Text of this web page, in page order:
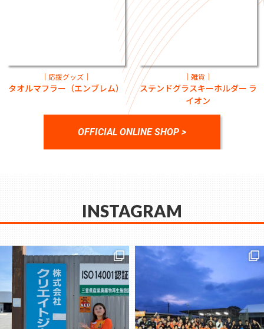
｜応援グッズ｜
タオルマフラー（エンブレム）
｜雑貨｜
ステンドグラスキーホルダー ラ
イオン
OFFICIAL ONLINE SHOP >
INSTAGRAM